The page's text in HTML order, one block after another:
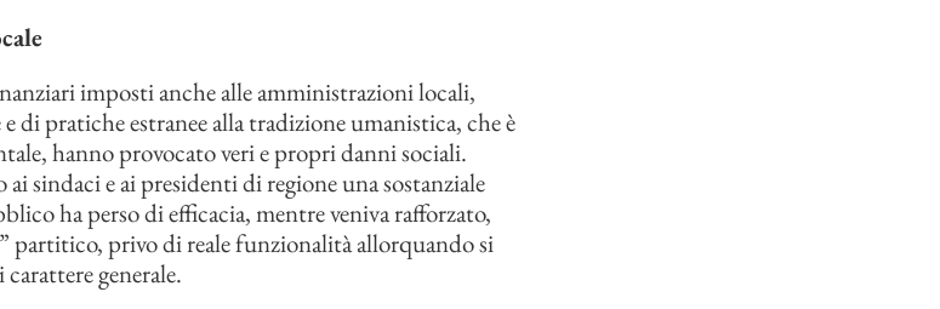
imposti anche alle amministrazioni locali,
di pratiche estranee alla tradizione umanistica, che è
hanno provocato veri e propri danni sociali.
sindaci e ai presidenti di regione una sostanziale
ha perso di efficacia, mentre veniva rafforzato,
partitico, privo di reale funzionalità allorquando si
generale.